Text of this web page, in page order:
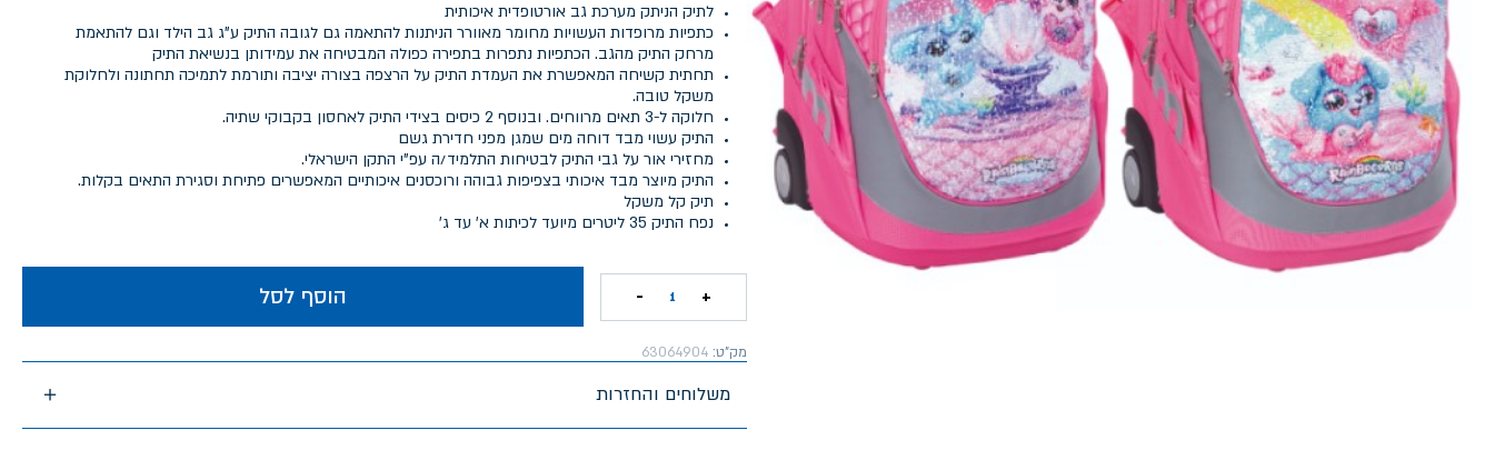
לתיק הניתק מערכת גב אורטופדית איכותית
כתפיות מרופדות העשויות מחומר מאוורר הניתנות להתאמה גם לגובה התיק ע"ג גב הילד וגם להתאמת
מרחק התיק מהגב. הכתפיות נתפרות בתפירה כפולה המבטיחה את עמידותן בנשיאת התיק
תחתית קשיחה המאפשרת את העמדת התיק על הרצפה בצורה יציבה ותורמת לתמיכה תחתונה ולחלוקת
משקל טובה.
חלוקה ל-3 תאים מרווחים. ובנוסף 2 כיסים בצידי התיק לאחסון בקבוקי שתיה.
התיק עשוי מבד דוחה מים שמגן מפני חדירת גשם
מחזירי אור על גבי התיק לבטיחות התלמיד/ה עפ"י התקן הישראלי.
התיק מיוצר מבד איכותי בצפיפות גבוהה ורוכסנים איכותיים המאפשרים פתיחת וסגירת התאים בקלות.
תיק קל משקל
נפח התיק 35 ליטרים מיועד לכיתות א' עד ג'
הוסף לסל +
1
-
מק"ט: 63064904
משלוחים והחזרות